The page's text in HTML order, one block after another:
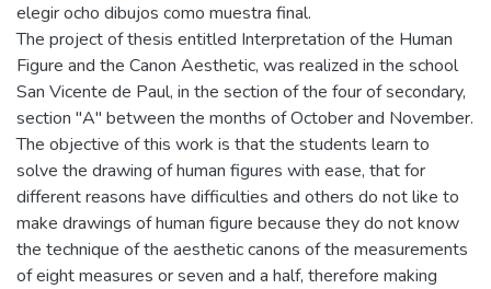
elegir ocho dibujos como muestra final.
The project of thesis entitled Interpretation of the Human
Figure and the Canon Aesthetic, was realized in the school
San Vicente de Paul, in the section of the four of secondary,
section "A" between the months of October and November.
The objective of this work is that the students learn to
solve the drawing of human figures with ease, that for
different reasons have difficulties and others do not like to
make drawings of human figure because they do not know
the technique of the aesthetic canons of the measurements
of eight measures or seven and a half, therefore making